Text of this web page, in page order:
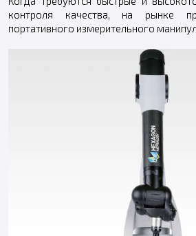
контроля качества, на рынке
портативного измерительного